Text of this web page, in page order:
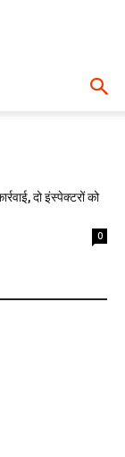
दो इंस्पेक्टरों को
0